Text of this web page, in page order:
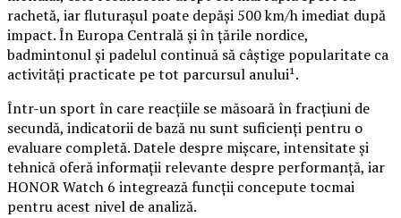
rachetă, iar fluturașul poate depăși 500 km/h imediat după
impact. În Europa Centrală și în țările nordice,
badmintonul și padelul continuă să câștige popularitate ca
activități practicate pe tot parcursul anului¹.
Într-un sport în care reacțiile se măsoară în fracțiuni de
secundă, indicatorii de bază nu sunt suficienți pentru o
evaluare completă. Datele despre mișcare, intensitate și
tehnică oferă informații relevante despre performanță, iar
HONOR Watch 6 integrează funcții concepute tocmai
pentru acest nivel de analiză.